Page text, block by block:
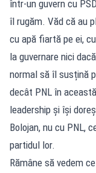
într-un guvern cu
îl rugăm. Văd că au
cu apă fiartă pe ei,
la guvernare nici
normal să îl susțină
decât PNL în
leadership și își
Bolojan, nu cu PNL,
partidul lor.
Rămâne să vedem